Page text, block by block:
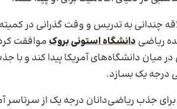
چندانی به تدریس و وقت گذرانی در
ریاضیدانشگاه استونی بروکموافقت
در میان دانشگاه‌های آمریکا پیدا کند و
درجه یک بسازد.
جذب ریاضی‌دانان درجه یک از سرتاسر